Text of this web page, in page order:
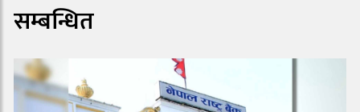
सम्बन्धित